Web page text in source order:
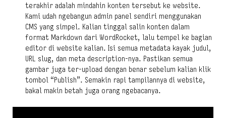
terakhir adalah mindahin konten tersebut ke website.
Kami udah ngebangun admin panel sendiri menggunakan
CMS yang simpel. Kalian tinggal salin konten dalam
format Markdown dari WordRocket, lalu tempel ke bagian
editor di website kalian. Isi semua metadata kayak judul,
URL slug, dan meta description-nya. Pastikan semua
gambar juga ter-upload dengan benar sebelum kalian klik
tombol “Publish”. Semakin rapi tampilannya di website,
bakal makin betah juga orang ngebacanya.